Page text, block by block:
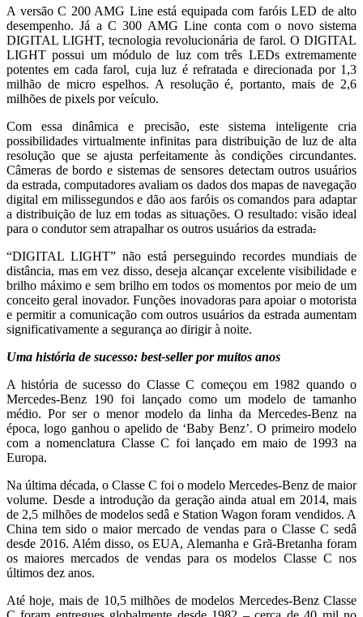
A versão C 200 AMG Line está equipada com faróis LED de alto
desempenho. Já a C 300 AMG Line conta com o novo sistema
DIGITAL LIGHT, tecnologia revolucionária de farol. O DIGITAL
LIGHT possui um módulo de luz com três LEDs extremamente
potentes em cada farol, cuja luz é refratada e direcionada por 1,3
milhão de micro espelhos. A resolução é, portanto, mais de 2,6
milhões de pixels por veículo.
Com essa dinâmica e precisão, este sistema inteligente cria
possibilidades virtualmente infinitas para distribuição de luz de alta
resolução que se ajusta perfeitamente às condições circundantes.
Câmeras de bordo e sistemas de sensores detectam outros usuários
da estrada, computadores avaliam os dados dos mapas de navegação
digital em milissegundos e dão aos faróis os comandos para adaptar
a distribuição de luz em todas as situações. O resultado: visão ideal
para o condutor sem atrapalhar os outros usuários da estrada.
“DIGITAL LIGHT” não está perseguindo recordes mundiais de
distância, mas em vez disso, deseja alcançar excelente visibilidade e
brilho máximo e sem brilho em todos os momentos por meio de um
conceito geral inovador. Funções inovadoras para apoiar o motorista
e permitir a comunicação com outros usuários da estrada aumentam
significativamente a segurança ao dirigir à noite.
Uma história de sucesso: best-seller por muitos anos
A história de sucesso do Classe C começou em 1982 quando o
Mercedes-Benz 190 foi lançado como um modelo de tamanho
médio. Por ser o menor modelo da linha da Mercedes-Benz na
época, logo ganhou o apelido de ‘Baby Benz’. O primeiro modelo
com a nomenclatura Classe C foi lançado em maio de 1993 na
Europa.
Na última década, o Classe C foi o modelo Mercedes-Benz de maior
volume. Desde a introdução da geração ainda atual em 2014, mais
de 2,5 milhões de modelos sedâ e Station Wagon foram vendidos. A
China tem sido o maior mercado de vendas para o Classe C sedâ
desde 2016. Além disso, os EUA, Alemanha e Grã-Bretanha foram
os maiores mercados de vendas para os modelos Classe C nos
últimos dez anos.
Até hoje, mais de 10,5 milhões de modelos Mercedes-Benz Classe